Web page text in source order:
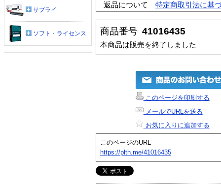
返品について
特定商取引法に基
商品番号 41016435
本商品は販売を終了しました
このページを印刷する
メールでURLを送る
お気に入りに追加する
このページのURL
https://plth.me/41016435
サプライ
ソフト・ライセンス